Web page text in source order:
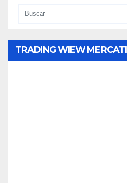
TRADING WIEW MERCATI